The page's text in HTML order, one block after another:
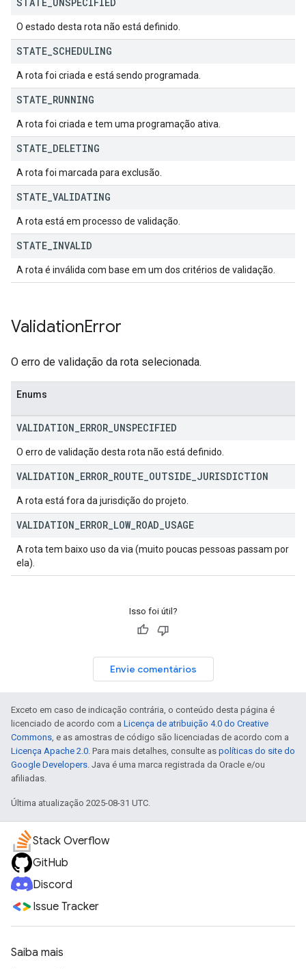
O estado desta rota não está definido.
STATE SCHEDULING
A rota foi criada e está sendo programada.
STATE RUNNING
A rota foi criada e tem uma programação ativa.
STATE DELETING
A rota foi marcada para exclusão.
STATE VALIDATING
A rota está em processo de validação.
STATE INVALID
A rota é inválida com base em um dos critérios de validação.
ValidationError
O erro de validação da rota selecionada.
Enums
VALIDATION ERROR UNSPECIFIED
O erro de validação desta rota não está definido.
VALIDATION ERROR ROUTE OUTSIDE JURISDICTION
A rota está fora da jurisdição do projeto.
VALIDATION ERROR LOW_ ROAD USAGE
A rota tem baixo uso da via (muito poucas pessoas passam por
ela).
Isso foi útil?
Envie comentários
Exceto em caso de indicação contrária, o conteúdo desta página é
licenciado de acordo com a Licença de atribuição 4.0 do Creative
Commons, e as amostras de código são licenciadas de acordo com a
Licença Apache 2.0. Para mais detalhes, consulte as políticas do site do
Google Developers. Java é uma marca registrada da Oracle e/ou
afiliadas.
Última atualização 2025-08-31 UTC.
Stack Overflow
GitHub
Discord
Issue Tracker
Saiba mais